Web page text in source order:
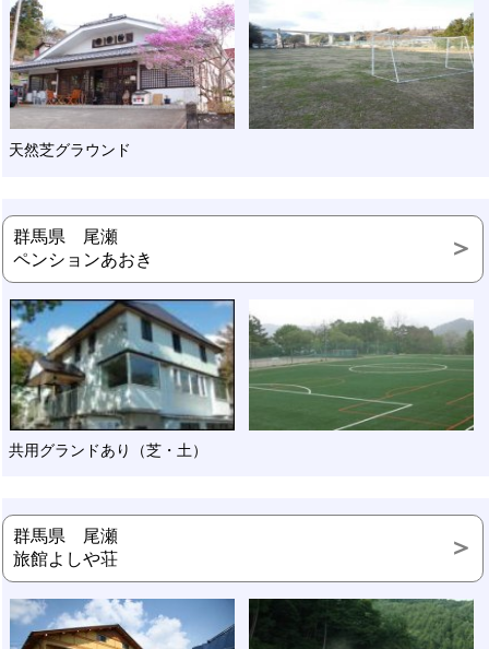
天然芝グラウンド
群馬県 尾瀬
ペンションあおき
共用グランドあり（芝・土）
群馬県 尾瀬
旅館よしや荘